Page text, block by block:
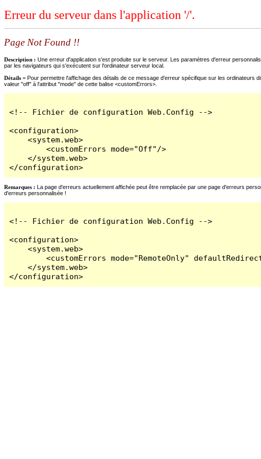
Erreur du serveur dans l'application '/'.
Page Not Found !!
Description : Une erreur d'application s'est produite sur le serveur. Les paramètres d'erreur
par les navigateurs qui s'exécutent sur l'ordinateur serveur local.
Détails = Pour permettre l'affichage des détails de ce message d'erreur spécifique sur les ordinateurs
valeur "off" à l'attribut "mode" de cette balise <customErrors>.
<!-- Fichier de configuration Web.Config -->
<configuration>
    <system.web>
        <customErrors mode="Off"/>
    </system.web>
</configuration>
Remarques : La page d'erreurs actuellement affichée peut être remplacée par une page d'erreurs
d'erreurs personnalisée !
<!-- Fichier de configuration Web.Config -->
<configuration>
    <system.web>
<customErrors mode="RemoteOnly"
    </system.web>
</configuration>